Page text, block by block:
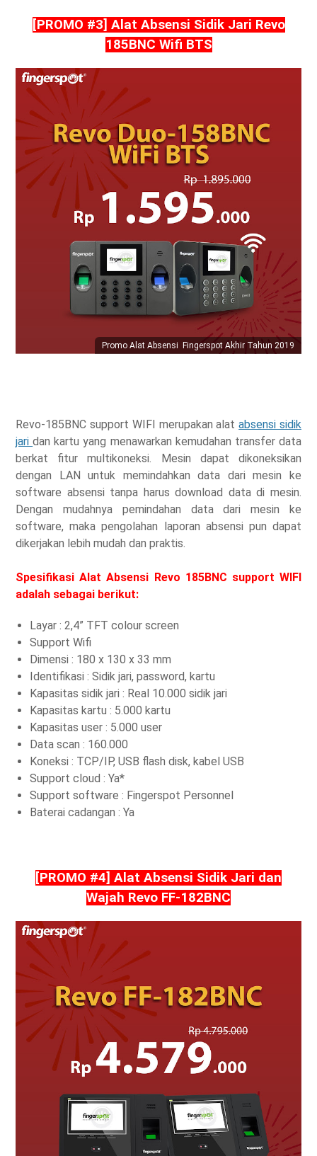
[PROMO #3] Alat Absensi Sidik Jari Revo
185BNC Wifi BTS
Promo Alat Absensi Fingerspot Akhir Tahun 2019
Revo-185BNC support WIFI merupakan alatabsensi sidik
jaridan kartu yang menawarkan kemudahan transfer data
berkat fitur multikoneksi. Mesin dapat dikoneksikan
dengan LAN untuk memindahkan data dari mesin ke
software absensi tanpa harus download data di mesin.
Dengan mudahnya pemindahan data dari mesin ke
software, maka pengolahan laporan absensi pun dapat
dikerjakan lebih mudah dan praktis.
Spesifikasi Alat Absensi Revo 185BNC support WIFI
adalah sebagai berikut:
Layar : 2,4” TFT colour screen
Support Wifi
Dimensi : 180 x 130 x 33 mm
Identifikasi : Sidik jari, password, kartu
Kapasitas sidik jari : Real 10.000 sidik jari
Kapasitas kartu : 5.000 kartu
Kapasitas user : 5.000 user
Data scan : 160.000
Koneksi : TCP/IP, USB flash disk, kabel USB
Support cloud : Ya*
Support software : Fingerspot Personnel
Baterai cadangan : Ya
[PROMO #4] Alat Absensi Sidik Jari dan
Wajah Revo FF-182BNC